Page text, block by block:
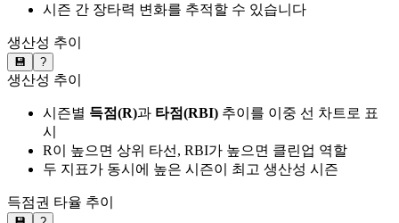
시즌 간 장타력 변화를 추적할 수 있습니다
생산성 추이
💾 ?
생산성 추이
시즌별 득점(R)과 타점(RBI) 추이를 이중 선 차트로 표
시
R이 높으면 상위 타선, RBI가 높으면 클린업 역할
두 지표가 동시에 높은 시즌이 최고 생산성 시즌
득점권 타율 추이